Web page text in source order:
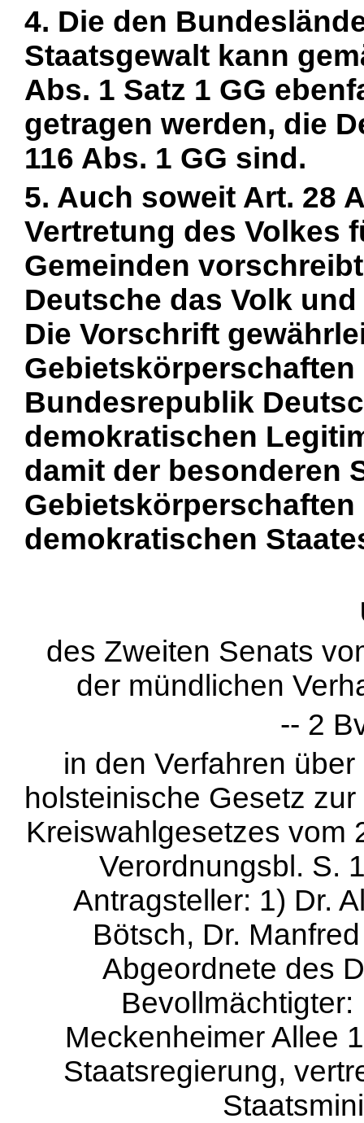
4. Die den
Staatsgewalt kann
Abs. 1 Satz 1 GG
getragen werden, die
116 Abs. 1 GG sind.
5. Auch soweit Art. 28
Vertretung des Volkes
Gemeinden
Deutsche das Volk
Die Vorschrift
Bundesrepublik
demokratischen
damit der besonderen
demokratischen
des Zweiten Senats
der mündlichen
-- 2
in den Verfahren
holsteinische Gesetz
Kreiswahlgesetzes vom
Verordnungsbl. S.
Antragsteller: 1) Dr.
Bötsch, Dr.
Abgeordnete des
Meckenheimer Allee
Staatsregierung,